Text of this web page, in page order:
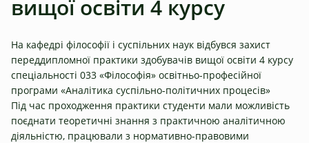
вищої освіти 4 курсу
На кафедрі філософії і суспільних наук відбувся захист
переддипломної практики здобувачів вищої освіти 4 курсу
спеціальності 033 «Філософія» освітньо-професійної
програми «Аналітика суспільно-політичних процесів»
Під час проходження практики студенти мали можливість
поєднати теоретичні знання з практичною аналітичною
діяльністю, працювали з нормативно-правовими